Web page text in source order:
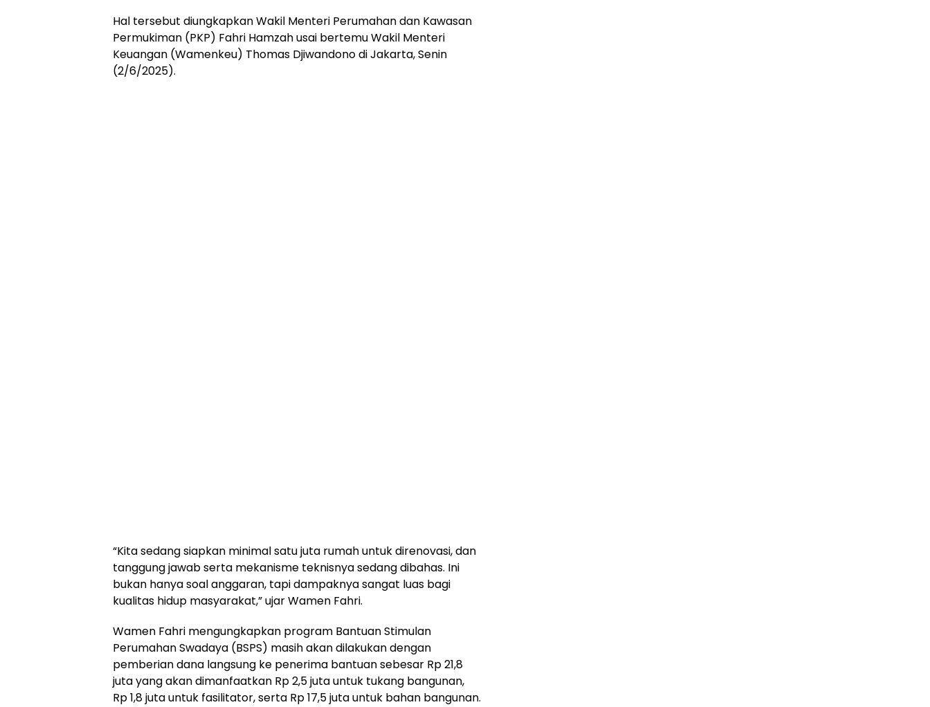
Hal tersebut diungkapkan Wakil Menteri Perumahan dan Kawasan
Permukiman (PKP) Fahri Hamzah usai bertemu Wakil Menteri
Keuangan (Wamenkeu) Thomas Djiwandono di Jakarta, Senin
(2/6/2025).
“Kita sedang siapkan minimal satu juta rumah untuk direnovasi, dan
tanggung jawab serta mekanisme teknisnya sedang dibahas. Ini
bukan hanya soal anggaran, tapi dampaknya sangat luas bagi
kualitas hidup masyarakat,” ujar Wamen Fahri.
Wamen Fahri mengungkapkan program Bantuan Stimulan
Perumahan Swadaya (BSPS) masih akan dilakukan dengan
pemberian dana langsung ke penerima bantuan sebesar Rp 21,8
juta yang akan dimanfaatkan Rp 2,5 juta untuk tukang bangunan,
Rp 1,8 juta untuk fasilitator, serta Rp 17,5 juta untuk bahan bangunan.